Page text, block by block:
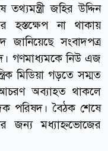
জহির উদ্দিন
হস্তক্ষেপ না থাকায়
জানিয়েছে সংবাদপত্র
গণমাধ্যমকে নিউ এজ
মিডিয়া গড়তে সম্মত
আচরণ অব্যাহত থাকলে
পরিষদ। বৈঠক শেষে
জন্য মধ্যাহ্নভোজের